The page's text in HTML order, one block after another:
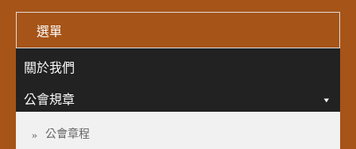
選單
關於我們
公會規章
公會章程